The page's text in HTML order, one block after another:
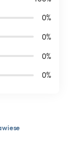
0%
0%
0%
0%